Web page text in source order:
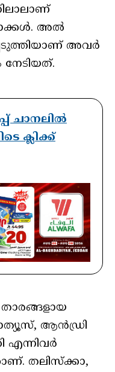
അല്‍
അവര്‍
ചാനലിൽ
ക്ലിക്ക്
ആന്‍ഡ്രി
എന്നിവര്‍
തലിസ്‌ക്കാ,